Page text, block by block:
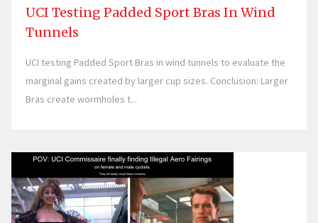
UCI Testing Padded Sport Bras In Wind
Tunnels
UCI testing Padded Sport Bras in wind tunnels to evaluate the
marginal gains created by larger cup sizes. Conclusion: Larger
Bras create wormholes t...